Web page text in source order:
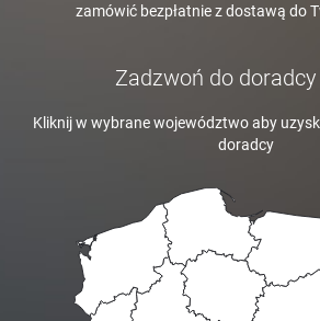
zamówić bezpłatnie z dostawą do
Zadzwoń do doradcy
Kliknij w wybrane województwo aby
doradcy